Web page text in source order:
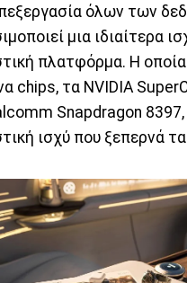
όλων των
μια ιδιαίτερα
πλατφόρμα. Η οποία
chips, τα NVIDIA
Snapdragon 8397,
ισχύ που ξεπερνά